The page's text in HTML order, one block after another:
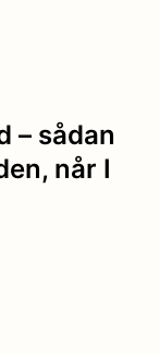
– sådan
når I